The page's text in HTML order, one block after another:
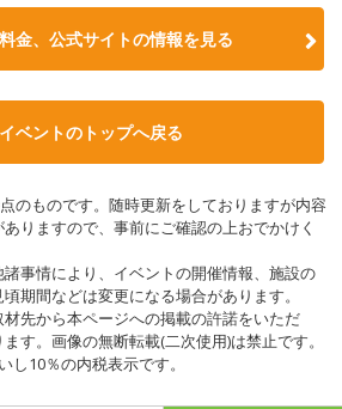
金、公式サイトの情報を見る
ベントのトップへ戻る
のものです。随時更新をしておりますが内容
りますので、事前にご確認の上おでかけく
事情により、イベントの開催情報、施設の
期間などは変更になる場合があります。
先から本ページへの掲載の許諾をいただ
す。画像の無断転載(二次使用)は禁止です。
10％の内税表示です。